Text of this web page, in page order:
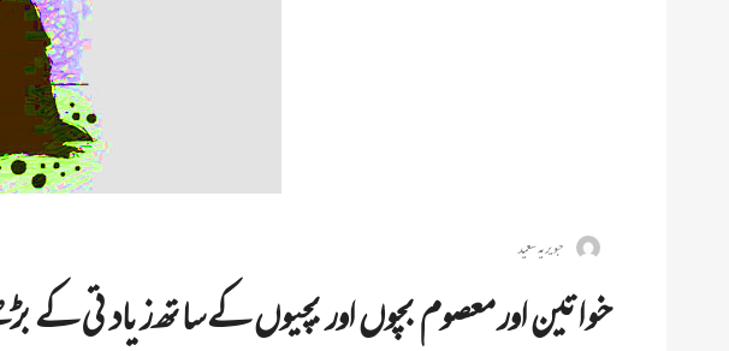
جویریہ سعید
خواتین اور معصوم بچوں اور بچیوں کے ساتھ زیادتی